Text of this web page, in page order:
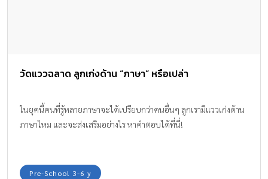
วัดแววฉลาด ลูกเก่งด้าน “ภาษา” หรือเปล่า
ในยุคนี้คนที่รู้หลายภาษาจะได้เปรียบกว่าคนอื่นๆ ลูกเรามีแววเก่งด้าน
ภาษาไหม และจะส่งเสริมอย่างไร หาคำตอบได้ที่นี่!
Pre-School 3-6 y